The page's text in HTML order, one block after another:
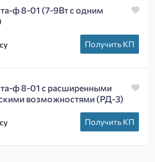
ф 8-01 (7-9Вт с одним
Получить КП
ф 8-01 с расширенными
возможностями (РД-3)
Получить КП